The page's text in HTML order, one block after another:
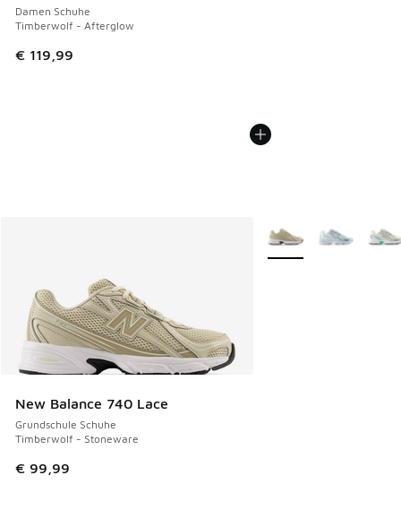
Damen Schuhe
Timberwolf - Afterglow
€ 119,99
New Balance 740 Lace
Grundschule Schuhe
Timberwolf - Stoneware
€ 99,99
Weitere Farben